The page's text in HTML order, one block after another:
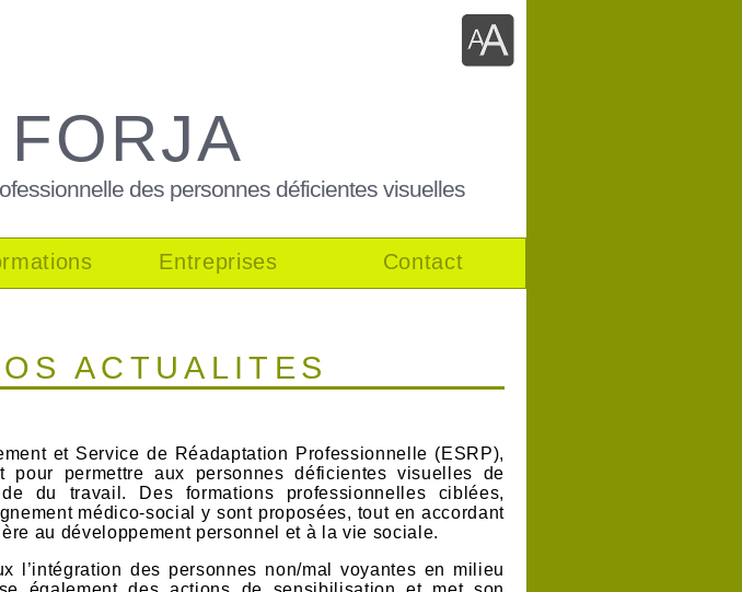
des personnes déficientes visuelles
Entreprises Contact
ACTUALITES
et Service de Réadaptation Professionnelle (ESRP),
permettre aux personnes déficientes visuelles de
du travail. Des formations professionnelles ciblées,
médico-social y sont proposées, tout en accordant
au développement personnel et à la vie sociale.
l’intégration des personnes non/mal voyantes en milieu